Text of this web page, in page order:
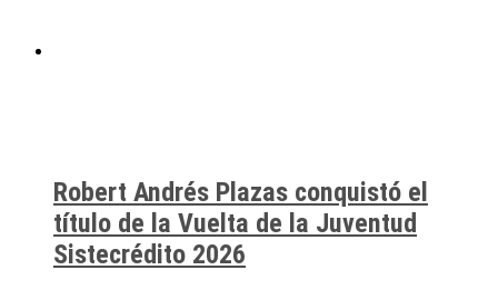
Robert Andrés Plazas conquistó el
título de la Vuelta de la Juventud
Sistecrédito 2026